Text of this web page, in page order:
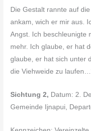
Die Gestalt rannte auf
ankam, wich er mir aus.
Angst. Ich beschleunigte
mehr. Ich glaube, er hat
glaube, er hat sich unter
die Viehweide zu
Sichtung 2, Datum: 2.
Gemeinde Ijnapui,